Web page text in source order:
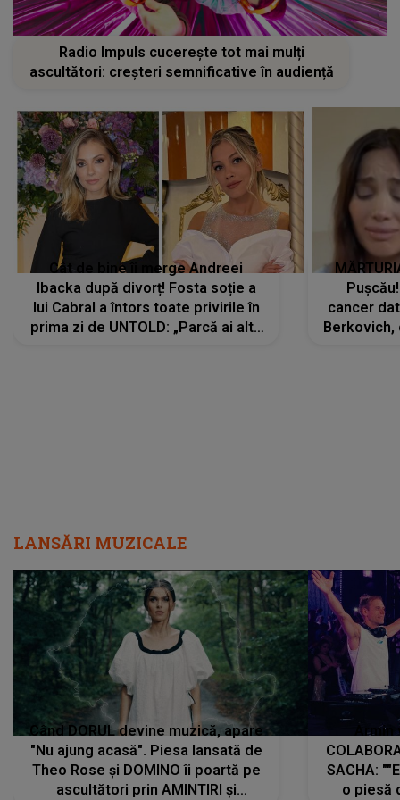
Radio Impuls cucerește tot mai mulți
ascultători: creșteri semnificative în audiență
Cât de bine îi merge Andreei
Ibacka după divorț! Fosta soție a
lui Cabral a întors toate privirile în
prima zi de UNTOLD: „Parcă ai altă
cancer
LANSĂRI MUZICALE
Când DORUL devine muzică, apare
"Nu ajung acasă". Piesa lansată de
Theo Rose și DOMINO îi poartă pe
ascultători prin AMINTIRI și
SACHA:
o piesă